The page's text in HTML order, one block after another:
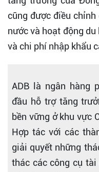
cũng được điều
nước và hoạt động
và chi phí nhập khẩu
ADB là ngân hàng
đầu hỗ trợ tăng
bền vững ở khu vực
Hợp tác với các
giải quyết những
thác các công cụ